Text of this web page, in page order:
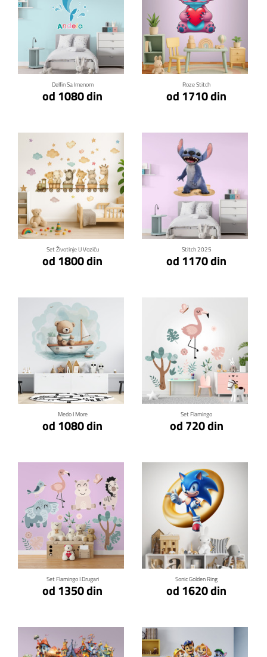
Delfin Sa Imenom
od 1080 din
Klikni za detalje
Roze Stitch
od 1710 din
Klikni za detalje
Set Životinje U Voziću
od 1800 din
Klikni za detalje
Stitch 2025
od 1170 din
Klikni za detalje
Medo I More
od 1080 din
Klikni za detalje
Set Flamingo
od 720 din
Klikni za detalje
Set Flamingo I Drugari
od 1350 din
Klikni za detalje
Sonic Golden Ring
od 1620 din
Klikni za detalje